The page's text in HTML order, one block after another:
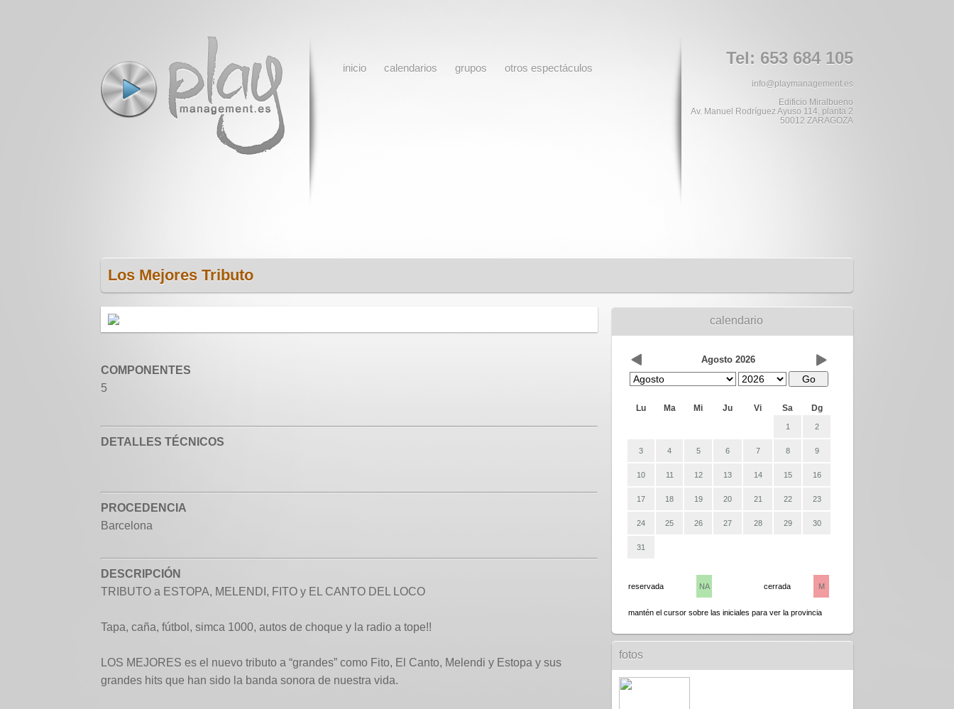
inicio calendarios grupos otros espectáculos
Tel: 653 684 105
info@playmanagement.es
Edificio Miralbueno
Av. Manuel Rodríguez Ayuso 114, planta 2
50012 ZARAGOZA
Los Mejores Tributo
COMPONENTES
5
DETALLES TÉCNICOS
PROCEDENCIA
Barcelona
DESCRIPCIÓN
TRIBUTO a ESTOPA, MELENDI, FITO y EL CANTO DEL LOCO
Tapa, caña, fútbol, simca 1000, autos de choque y la radio a tope!!
LOS MEJORES es el nuevo tributo a “grandes” como Fito, El Canto, Melendi y Estopa y sus
grandes hits que han sido la banda sonora de nuestra vida.
calendario
Agosto 2026
Lu Ma Mi Ju Vi Sa Dg
1 2
3 4 5 6 7 8 9
10 11 12 13 14 15 16
17 18 19 20 21 22 23
24 25 26 27 28 29 30
31
reservada NA cerrada M
mantén el cursor sobre las iniciales para ver la provincia
fotos